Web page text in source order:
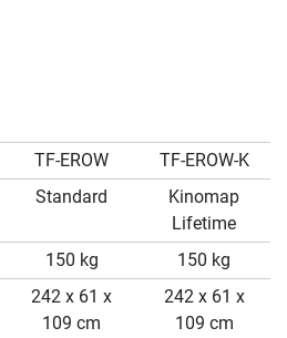
TF-EROW
TF-EROW-K
Standard
Kinomap
Lifetime
150 kg
150 kg
242 x 61 x
109 cm
242 x 61 x
109 cm